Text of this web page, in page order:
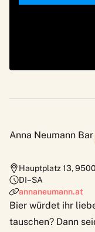
Anna Neumann Bar
Hauptplatz 13,9500
DI–SA
annaneumann.at
Bier würdet ihr
tauschen? Dann